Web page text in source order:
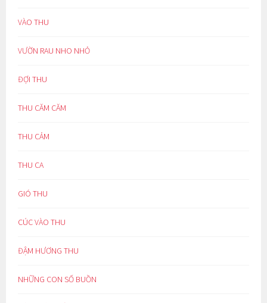
VÀO THU
VƯỜN RAU NHO NHỎ
ĐỢI THU
THU CĂM CĂM
THU CẢM
THU CA
GIÓ THU
CÚC VÀO THU
ĐẬM HƯƠNG THU
NHỮNG CON SỐ BUỒN